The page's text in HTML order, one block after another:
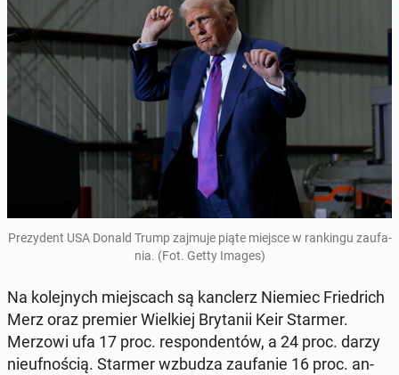
Pre­zy­dent USA Donald Trump zajmuje piąte miejsce w ran­kin­gu za­ufa­
nia. (Fot. Getty Images)
Na ko­lej­nych miej­scach są kanc­lerz Niemiec Frie­drich
Merz oraz premier Wiel­kiej Bry­ta­nii Keir Starmer.
Merzowi ufa 17 proc. re­spon­den­tów, a 24 proc. darzy
nie­uf­no­ścią. Starmer wzbudza za­ufa­nie 16 proc. an­